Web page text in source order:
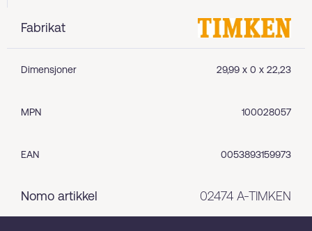
Fabrikat
Dimensjoner 29,99 x 0 x 22,23
MPN 100028057
EAN 0053893159973
Nomo artikkel 02474 A-TIMKEN